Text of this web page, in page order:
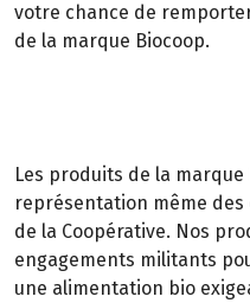
votre chance de
de la marque Biocoop.
Les produits de la marque
représentation même
de la Coopérative. Nos
engagements militants
une alimentation bio